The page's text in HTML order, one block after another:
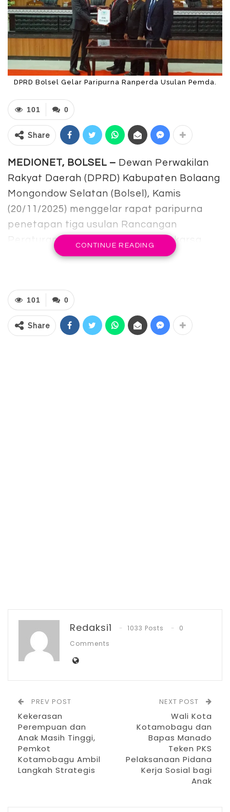
DPRD Bolsel Gelar Paripurna Ranperda Usulan Pemda.
0
101
Share
MEDIONET, BOLSEL – Dewan Perwakilan
Rakyat Daerah (DPRD) Kabupaten Bolaang
Mongondow Selatan (Bolsel), Kamis
(20/11/2025) menggelar rapat paripurna
penetapan tiga usulan Rancangan
Peraturan Daerah (Ranperda) prakarsa
dari Pemerintah Daerah (Pemda) di luar
Paripurna tersebut berlangsung di gedung
DPR Bolsel, dan dipimpin Ketua DPRD Arifin
Olii, yang didampingi oleh wakil ketua,
DPRD dan Pemda menetapkan tiga
Ranperda prakarsa eksekutif di luar
Propemperda 2026, serta membahas juga
CONTINUE READING
0
101
Share
Redaksi1 1033 Posts
0
Comments
PREV POST
Kekerasan
Perempuan dan
Anak Masih Tinggi,
Pemkot
Kotamobagu Ambil
Langkah Strategis
NEXT POST
Wali Kota
Kotamobagu dan
Bapas Manado
Teken PKS
Pelaksanaan Pidana
Kerja Sosial bagi
Anak